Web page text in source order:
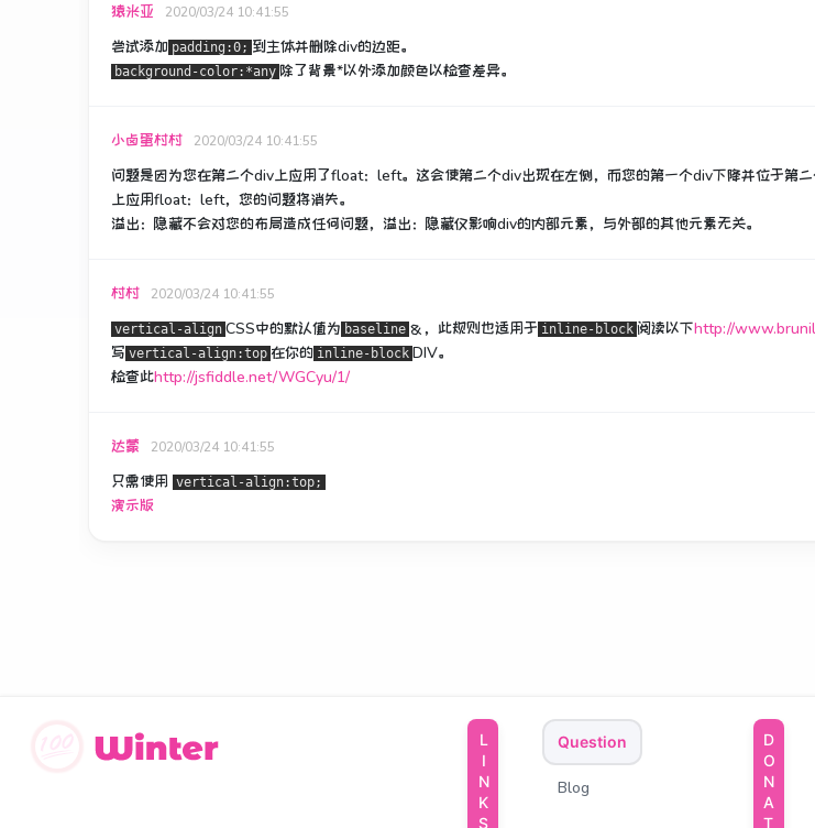
猿米亚 2020/03/24 10:41:55
尝试添加 padding:0; 到主体并删除div的边距。
background-color:*any 除了背景*以外添加颜色以检查差异。
小卤蛋村村 2020/03/24 10:41:55
问题是因为您在第二个div上应用了float：left。 这会使第二个div出现在左侧，而您的第一个div下降并位于第二
上应用float：left，您的问题将消失。
溢出：隐藏不会对您的布局造成任何问题，溢出：隐藏仅影响div的内部元素，与外部的其他元素无关。
村村 2020/03/24 10:41:55
vertical-align CSS中的默认值为 baseline ＆，此规则也适用于 inline-block 阅读以下http://
写 vertical-align:top 在你的 inline-block DIV。
检查此http://jsfiddle.net/WGCyu/1/
达蒙 2020/03/24 10:41:55
只需使用 vertical-align:top;
演示版
LINKS Question
Blog DONATE